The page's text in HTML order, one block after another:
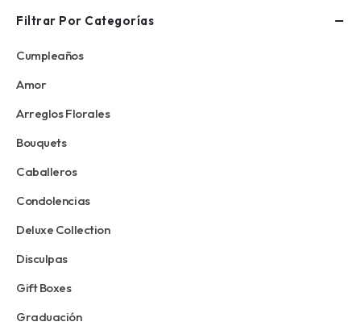
Filtrar Por Categorías
Cumpleaños
Amor
Arreglos Florales
Bouquets
Caballeros
Condolencias
Deluxe Collection
Disculpas
Gift Boxes
Graduación